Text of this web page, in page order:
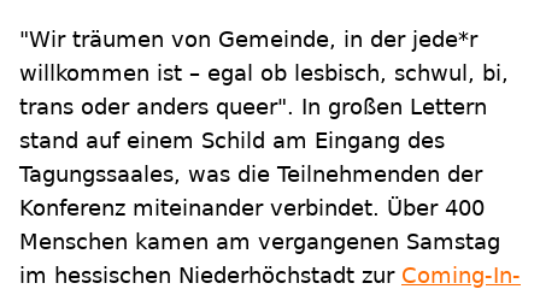
"Wir träumen von Gemeinde, in der jede*r
willkommen ist – egal ob lesbisch, schwul, bi,
trans oder anders queer". In großen Lettern
stand auf einem Schild am Eingang des
Tagungssaales, was die Teilnehmenden der
Konferenz miteinander verbindet. Über 400
Menschen kamen am vergangenen Samstag
im hessischen Niederhöchstadt zur Coming-In-